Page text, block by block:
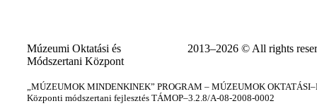
Múzeumi Oktatási és
Módszertani Központ
2013–2026 © All rights
„MÚZEUMOK MINDENKINEK” PROGRAM – MÚZEUMOK
Központi módszertani fejlesztés TÁMOP–3.2.8/A-08-2008-0002